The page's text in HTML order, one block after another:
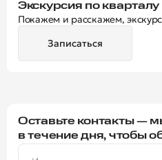
Экскурсия по кварталу
Покажем и расскажем,
Записаться
Оставьте контакты —
в течение дня, чтобы